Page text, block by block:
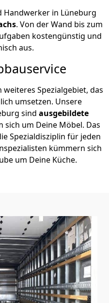
Handwerker in Lüneburg
. Von der Wand bis zum
kostengünstig und
aus.
Spezialgebiet, das
umsetzen. Unsere
sind ausgebildete
sich um Deine Möbel. Das
Spezialdisziplin für jeden
kümmern sich
um Deine Küche.